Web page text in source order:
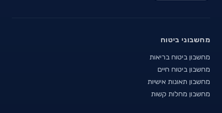
מחשבוני ביטוח
מחשבון ביטוח בריאות
מחשבון ביטוח חיים
מחשבון תאונות אישיות
מחשבון מחלות קשות